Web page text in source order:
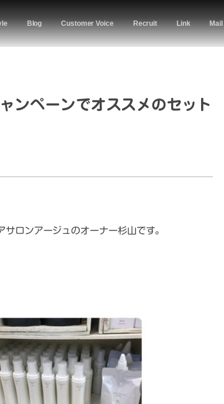
Blog Customer Voice Recruit Link Mail
ンペーンでオススメのセット
ロンアージュのオーナー杉山です。